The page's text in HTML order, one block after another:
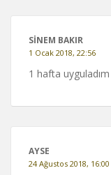
SINEM BAKIR
1 Ocak 2018, 22:56
1 hafta
AYSE
24 Ağustos 2018, 16:00